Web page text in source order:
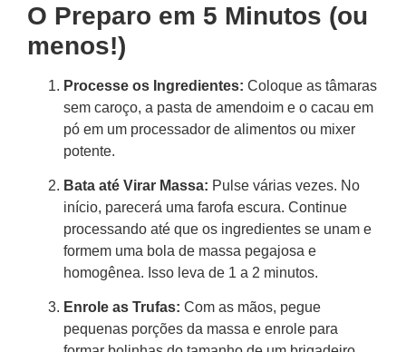
O Preparo em 5 Minutos (ou
menos!)
Processe os Ingredientes: Coloque as tâmaras
sem caroço, a pasta de amendoim e o cacau em
pó em um processador de alimentos ou mixer
potente.
Bata até Virar Massa: Pulse várias vezes. No
início, parecerá uma farofa escura. Continue
processando até que os ingredientes se unam e
formem uma bola de massa pegajosa e
homogênea. Isso leva de 1 a 2 minutos.
Enrole as Trufas: Com as mãos, pegue
pequenas porções da massa e enrole para